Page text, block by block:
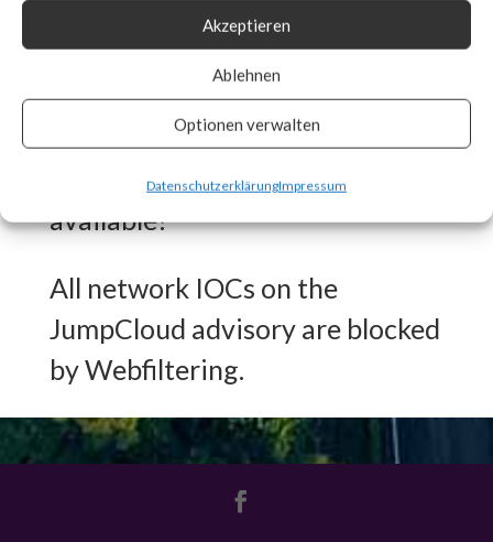
Akzeptieren
Ablehnen
Optionen verwalten
DatenschutzerklärungImpressum
(ransomware, wipers, etc.) or
engaged in other malicious
activities.
What FortiGuard Coverage is
available?
All network IOCs on the
JumpCloud advisory are blocked
by Webfiltering.